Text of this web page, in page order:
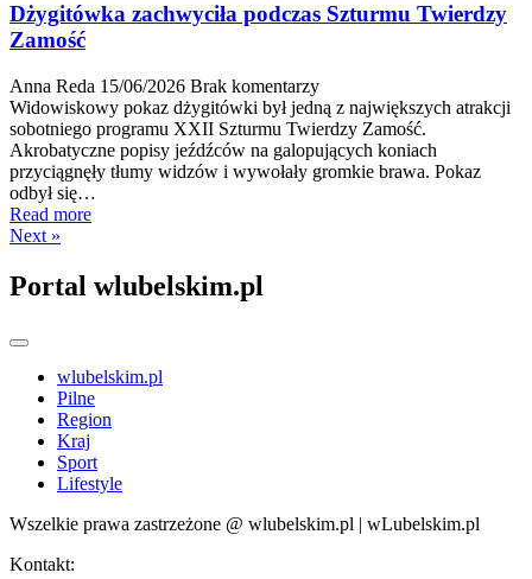
Dżygitówka zachwyciła podczas Szturmu Twierdzy
Zamość
Anna Reda 15/06/2026 Brak komentarzy
Widowiskowy pokaz dżygitówki był jedną z największych atrakcji
sobotniego programu XXII Szturmu Twierdzy Zamość.
Akrobatyczne popisy jeźdźców na galopujących koniach
przyciągnęły tłumy widzów i wywołały gromkie brawa. Pokaz
odbył się…
Read more
Next »
Portal wlubelskim.pl
wlubelskim.pl
Pilne
Region
Kraj
Sport
Lifestyle
Wszelkie prawa zastrzeżone @ wlubelskim.pl | wLubelskim.pl
Kontakt: